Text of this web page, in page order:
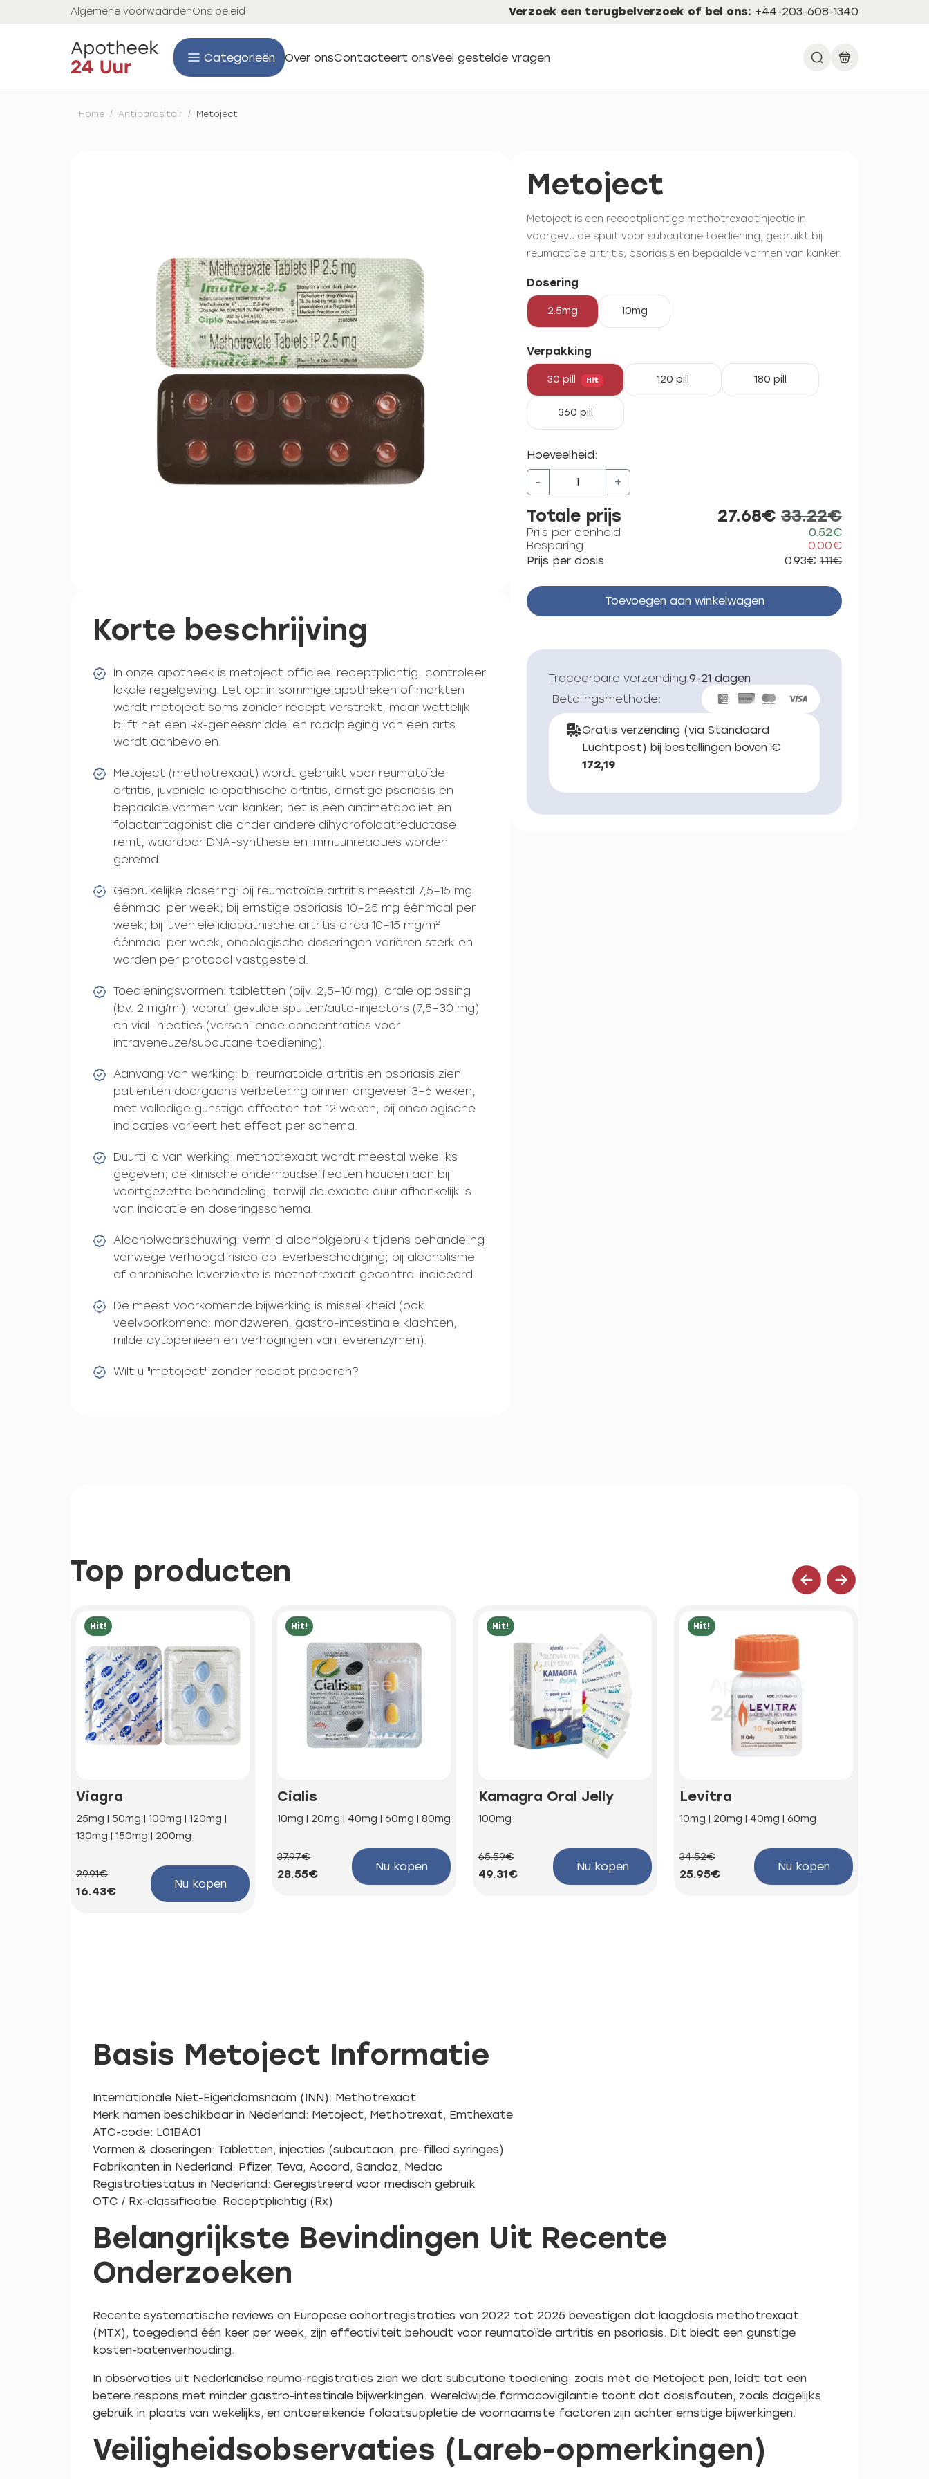
Algemene voorwaardenOns beleid Verzoek een terugbelverzoek of bel ons: +44-203-608-1340
Categorieën Over onsContacteert onsVeel gestelde vragen
Home / Antiparasitair / Metoject
Korte beschrijving
In onze apotheek is metoject officieel receptplichtig; controleer
lokale regelgeving. Let op: in sommige apotheken of markten
wordt metoject soms zonder recept verstrekt, maar wettelijk
blijft het een Rx-geneesmiddel en raadpleging van een arts
wordt aanbevolen.
Metoject (methotrexaat) wordt gebruikt voor reumatoïde
artritis, juveniele idiopathische artritis, ernstige psoriasis en
bepaalde vormen van kanker; het is een antimetaboliet en
folaatantagonist die onder andere dihydrofolaatreductase
remt, waardoor DNA-synthese en immuunreacties worden
geremd.
Gebruikelijke dosering: bij reumatoïde artritis meestal 7,5–15 mg
éénmaal per week; bij ernstige psoriasis 10–25 mg éénmaal per
week; bij juveniele idiopathische artritis circa 10–15 mg/m²
éénmaal per week; oncologische doseringen variëren sterk en
worden per protocol vastgesteld.
Toedieningsvormen: tabletten (bijv. 2,5–10 mg), orale oplossing
(bv. 2 mg/ml), vooraf gevulde spuiten/auto-injectors (7,5–30 mg)
en vial-injecties (verschillende concentraties voor
intraveneuze/subcutane toediening).
Aanvang van werking: bij reumatoïde artritis en psoriasis zien
patiënten doorgaans verbetering binnen ongeveer 3–6 weken,
met volledige gunstige effecten tot 12 weken; bij oncologische
indicaties varieert het effect per schema.
Duurtij d van werking: methotrexaat wordt meestal wekelijks
gegeven; de klinische onderhoudseffecten houden aan bij
voortgezette behandeling, terwijl de exacte duur afhankelijk is
van indicatie en doseringsschema.
Alcoholwaarschuwing: vermijd alcoholgebruik tijdens behandeling
vanwege verhoogd risico op leverbeschadiging; bij alcoholisme
of chronische leverziekte is methotrexaat gecontra-indiceerd.
De meest voorkomende bijwerking is misselijkheid (ook
veelvoorkomend: mondzweren, gastro-intestinale klachten,
milde cytopenieën en verhogingen van leverenzymen).
Wilt u "metoject" zonder recept proberen?
Metoject
Metoject is een receptplichtige methotrexaatinjectie in
voorgevulde spuit voor subcutane toediening, gebruikt bij
reumatoïde artritis, psoriasis en bepaalde vormen van kanker.
Dosering
2.5mg 10mg
Verpakking
30 pill Hit 120 pill 180 pill
360 pill
Hoeveelheid:
- +
Totale prijs 27.68€ 33.22€
Prijs per eenheid
0.52€
Besparing
0.00€
Prijs per dosis
0.93€ 1.11€
Toevoegen aan winkelwagen
Traceerbare verzending:9-21 dagen
Betalingsmethode:
Gratis verzending (via Standaard
Luchtpost) bij bestellingen boven €
172,19
Top producten
Hit!
Viagra
25mg | 50mg | 100mg | 120mg |
130mg | 150mg | 200mg
29.91€
16.43€
Nu kopen
Hit!
Cialis
10mg | 20mg | 40mg | 60mg | 80mg
37.97€
28.55€
Nu kopen
Hit!
Kamagra Oral Jelly
100mg
65.59€
49.31€
Nu kopen
Hit!
Levitra
10mg | 20mg | 40mg | 60mg
34.52€
25.95€
Nu kopen
Basis Metoject Informatie
Internationale Niet-Eigendomsnaam (INN): Methotrexaat
Merk namen beschikbaar in Nederland: Metoject, Methotrexat, Emthexate
ATC-code: L01BA01
Vormen & doseringen: Tabletten, injecties (subcutaan, pre-filled syringes)
Fabrikanten in Nederland: Pfizer, Teva, Accord, Sandoz, Medac
Registratiestatus in Nederland: Geregistreerd voor medisch gebruik
OTC / Rx-classificatie: Receptplichtig (Rx)
Belangrijkste Bevindingen Uit Recente
Onderzoeken
Recente systematische reviews en Europese cohortregistraties van 2022 tot 2025 bevestigen dat laagdosis methotrexaat
(MTX), toegediend één keer per week, zijn effectiviteit behoudt voor reumatoïde artritis en psoriasis. Dit biedt een gunstige
kosten-batenverhouding.
In observaties uit Nederlandse reuma-registraties zien we dat subcutane toediening, zoals met de Metoject pen, leidt tot een
betere respons met minder gastro-intestinale bijwerkingen. Wereldwijde farmacovigilantie toont dat dosisfouten, zoals dagelijks
gebruik in plaats van wekelijks, en ontoereikende folaatsuppletie de voornaamste factoren zijn achter ernstige bijwerkingen.
Veiligheidsobservaties (Lareb-opmerkingen)